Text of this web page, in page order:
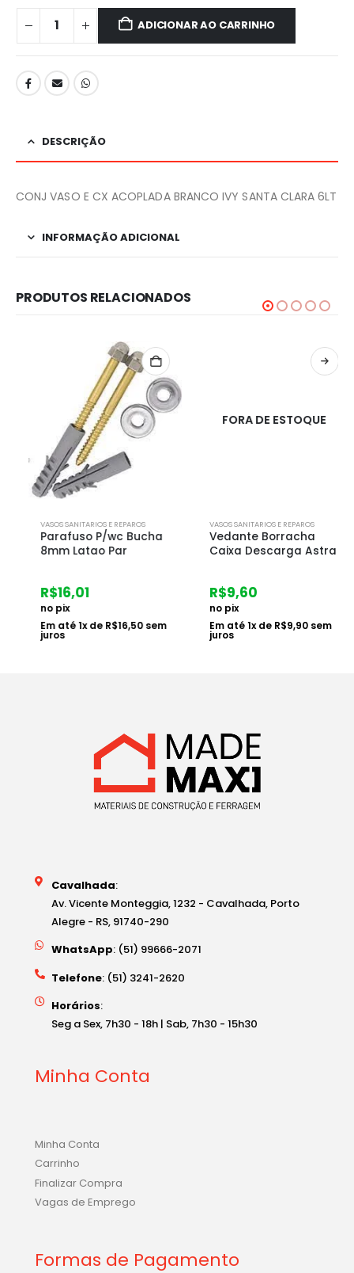
ADICIONAR AO CARRINHO
DESCRIÇÃO
CONJ VASO E CX ACOPLADA BRANCO IVY SANTA CLARA 6LT
INFORMAÇÃO ADICIONAL
PRODUTOS RELACIONADOS
VASOS SANITARIOS E REPAROS
Parafuso P/wc Bucha
8mm Latao Par
R$16,01
no pix
Em até1x deR$ 16,50sem
juros
FORA DE ESTOQUE
VASOS SANITARIOS E REPAROS
Vedante Borracha
Caixa Descarga Astra
R$9,60
no pix
Em até1x deR$ 9,90sem
juros
Cavalhada:
Av. Vicente Monteggia, 1232 - Cavalhada, Porto
Alegre - RS, 91740-290
WhatsApp: (51) 99666-2071
Telefone: (51) 3241-2620
Horários:
Seg a Sex, 7h30 - 18h | Sab, 7h30 - 15h30
Minha Conta
Minha Conta
Carrinho
Finalizar Compra
Vagas de Emprego
Formas de Pagamento